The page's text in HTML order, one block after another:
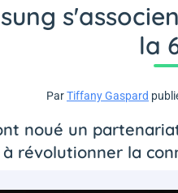
la
ParTiffany Gaspard
noué un
révolutionner la